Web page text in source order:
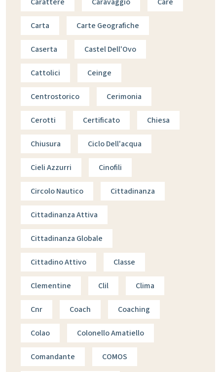
Carta Carte Geografiche
Caserta Castel Dell'Ovo
Cattolici Ceinge
Centrostorico Cerimonia
Cerotti Certificato Chiesa
Chiusura Ciclo Dell'acqua
Cieli Azzurri Cinofili
Circolo Nautico Cittadinanza
Cittadinanza Attiva
Cittadinanza Globale
Cittadino Attivo Classe
Clementine Clil Clima
Cnr Coach Coaching
Colao Colonello Amatiello
Comandante COMOS